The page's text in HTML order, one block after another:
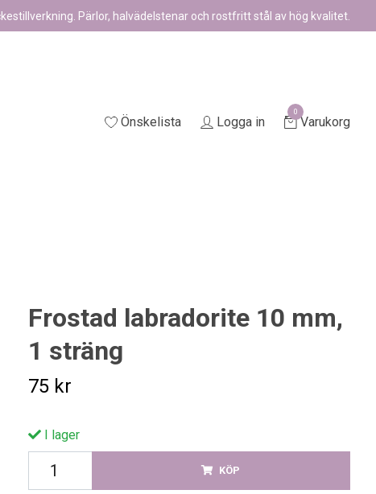
Pärlor, halvädelstenar och rostfritt stål av hög kvalitet.
Önskelista Logga in
0
Varukorg
Frostad labradorite 10 mm,
1 sträng
75 kr
I lager
KÖP